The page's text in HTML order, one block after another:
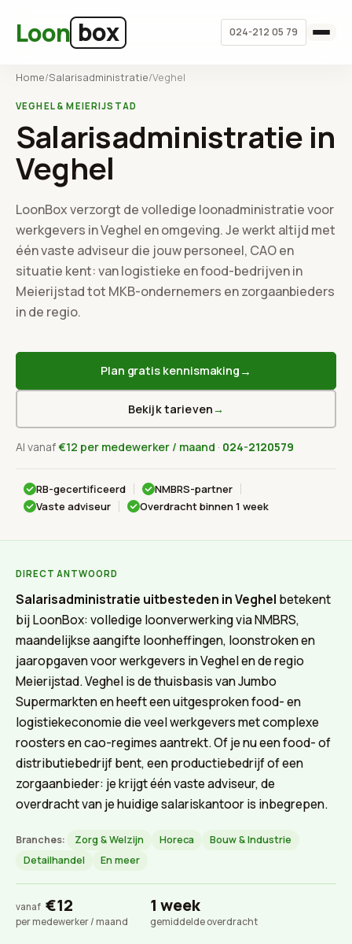
Loon box 024-212 05 79
Home/Salarisadministratie/Veghel
VEGHEL & MEIERIJSTAD
Salarisadministratie in
Veghel
LoonBox verzorgt de volledige loonadministratie voor
werkgevers in Veghel en omgeving. Je werkt altijd met
één vaste adviseur die jouw personeel, CAO en
situatie kent: van logistieke en food-bedrijven in
Meierijstad tot MKB-ondernemers en zorgaanbieders
in de regio.
Plan gratis kennismaking →
Bekijk tarieven→
Al vanaf€12 per medewerker / maand · 024-2120579
RB-gecertificeerd
NMBRS-partner
Vaste adviseur
Overdracht binnen 1 week
DIRECT ANTWOORD
Salarisadministratie uitbesteden in Veghel betekent
bij LoonBox: volledige loonverwerking via NMBRS,
maandelijkse aangifte loonheffingen, loonstroken en
jaaropgaven voor werkgevers in Veghel en de regio
Meierijstad. Veghel is de thuisbasis van Jumbo
Supermarkten en heeft een uitgesproken food- en
logistiekeconomie die veel werkgevers met complexe
roosters en cao-regimes aantrekt. Of je nu een food- of
distributiebedrijf bent, een productiebedrijf of een
zorgaanbieder: je krijgt één vaste adviseur, de
overdracht van je huidige salariskantoor is inbegrepen.
Branches: Zorg & Welzijn Horeca
Bouw & Industrie
Detailhandel
En meer
vanaf €12
per medewerker / maand
1 week
gemiddelde overdracht